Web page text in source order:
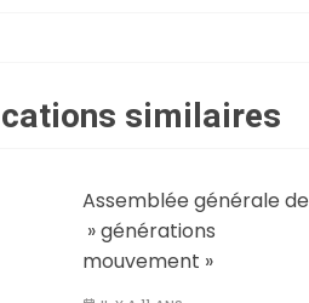
similaires
Assemblée générale de
» générations
mouvement »